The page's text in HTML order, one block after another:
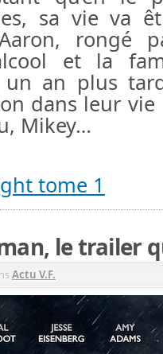
sa vie va
rongé
et la
un an plus
dans leur
Mikey…
tome 1
le trailer
Actu V.F.